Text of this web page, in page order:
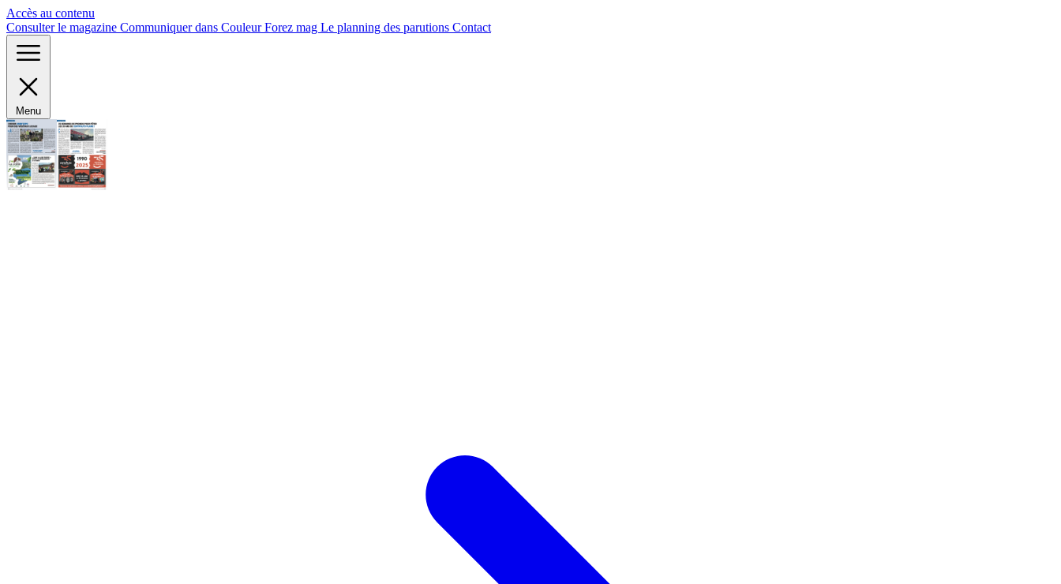
Accès au contenu
Consulter le magazine Communiquer dans Couleur Forez mag Le planning des parutions Contact
Menu
Panneau de gestion des cookies